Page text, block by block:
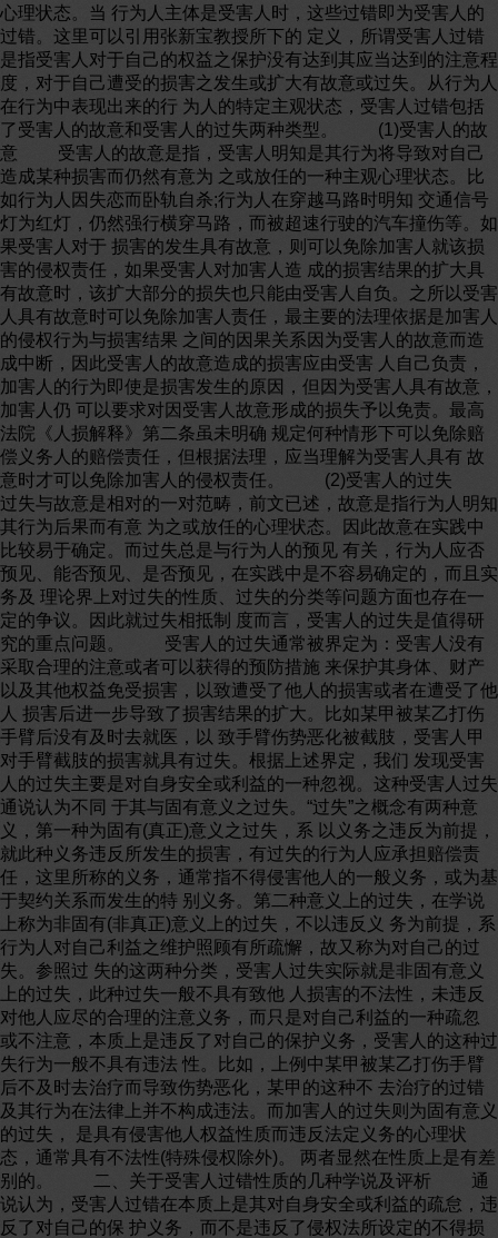
心理状态。当 行为人主体是受害人时，这些过错即为受害人的
过错。这里可以引用张新宝教授所下的 定义，所谓受害人过错
是指受害人对于自己的权益之保护没有达到其应当达到的注意程
度，对于自己遭受的损害之发生或扩大有故意或过失。从行为人
在行为中表现出来的行 为人的特定主观状态，受害人过错包括
了受害人的故意和受害人的过失两种类型。 (1)受害人的故
意 受害人的故意是指，受害人明知是其行为将导致对自己
造成某种损害而仍然有意为 之或放任的一种主观心理状态。比
如行为人因失恋而卧轨自杀;行为人在穿越马路时明知 交通信号
灯为红灯，仍然强行横穿马路，而被超速行驶的汽车撞伤等。如
果受害人对于 损害的发生具有故意，则可以免除加害人就该损
害的侵权责任，如果受害人对加害人造 成的损害结果的扩大具
有故意时，该扩大部分的损失也只能由受害人自负。之所以受害
人具有故意时可以免除加害人责任，最主要的法理依据是加害人
的侵权行为与损害结果 之间的因果关系因为受害人的故意而造
成中断，因此受害人的故意造成的损害应由受害 人自己负责，
加害人的行为即使是损害发生的原因，但因为受害人具有故意，
加害人仍 可以要求对因受害人故意形成的损失予以免责。最高
法院《人损解释》第二条虽未明确 规定何种情形下可以免除赔
偿义务人的赔偿责任，但根据法理，应当理解为受害人具有 故
意时才可以免除加害人的侵权责任。 (2)受害人的过失
过失与故意是相对的一对范畴，前文已述，故意是指行为人明知
其行为后果而有意 为之或放任的心理状态。因此故意在实践中
比较易于确定。而过失总是与行为人的预见 有关，行为人应否
预见、能否预见、是否预见，在实践中是不容易确定的，而且实
务及 理论界上对过失的性质、过失的分类等问题方面也存在一
定的争议。因此就过失相抵制 度而言，受害人的过失是值得研
究的重点问题。 受害人的过失通常被界定为：受害人没有
采取合理的注意或者可以获得的预防措施 来保护其身体、财产
以及其他权益免受损害，以致遭受了他人的损害或者在遭受了他
人 损害后进一步导致了损害结果的扩大。比如某甲被某乙打伤
手臂后没有及时去就医，以 致手臂伤势恶化被截肢，受害人甲
对手臂截肢的损害就具有过失。根据上述界定，我们 发现受害
人的过失主要是对自身安全或利益的一种忽视。这种受害人过失
通说认为不同 于其与固有意义之过失。“过失”之概念有两种意
义，第一种为固有(真正)意义之过失，系 以义务之违反为前提，
就此种义务违反所发生的损害，有过失的行为人应承担赔偿责
任，这里所称的义务，通常指不得侵害他人的一般义务，或为基
于契约关系而发生的特 别义务。第二种意义上的过失，在学说
上称为非固有(非真正)意义上的过失，不以违反义 务为前提，系
行为人对自己利益之维护照顾有所疏懈，故又称为对自己的过
失。参照过 失的这两种分类，受害人过失实际就是非固有意义
上的过失，此种过失一般不具有致他 人损害的不法性，未违反
对他人应尽的合理的注意义务，而只是对自己利益的一种疏忽
或不注意，本质上是违反了对自己的保护义务，受害人的这种过
失行为一般不具有违法 性。比如，上例中某甲被某乙打伤手臂
后不及时去治疗而导致伤势恶化，某甲的这种不 去治疗的过错
及其行为在法律上并不构成违法。而加害人的过失则为固有意义
的过失， 是具有侵害他人权益性质而违反法定义务的心理状
态，通常具有不法性(特殊侵权除外)。 两者显然在性质上是有差
别的。 二、关于受害人过错性质的几种学说及评析 通
说认为，受害人过错在本质上是其对自身安全或利益的疏怠，违
反了对自己的保 护义务，而不是违反了侵权法所设定的不得损